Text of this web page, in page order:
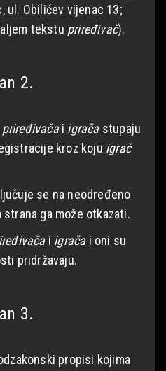
ul. Obilićev vijenac 13;
tekstu priređivač).
2.
priređivačai igrača stupaju
kroz koju igrač
se na neodređeno
ga može otkazati.
i igrača i oni su
pridržavaju.
3.
propisi kojima